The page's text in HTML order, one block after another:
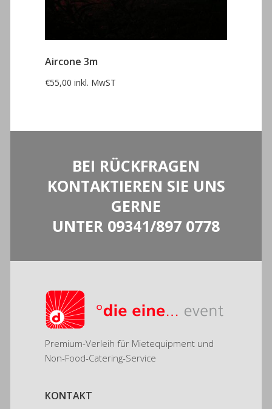
Aircone 3m
€55,00 inkl. MwST
BEI RÜCKFRAGEN
KONTAKTIEREN SIE UNS
GERNE
UNTER 09341/897 0778
Premium-Verleih für Mietequipment und
Non-Food-Catering-Service
KONTAKT